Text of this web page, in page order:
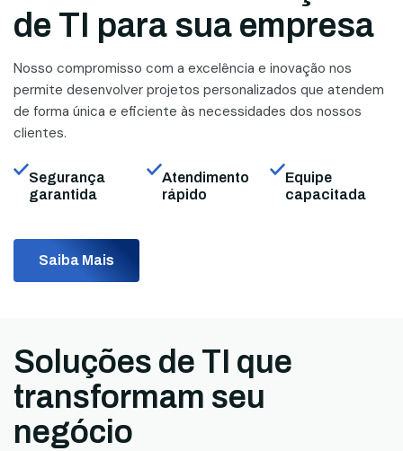
de TI para sua empresa
Nosso compromisso com a excelência e inovação nos
permite desenvolver projetos personalizados que atendem
de forma única e eficiente às necessidades dos nossos
clientes.
Segurança
garantida
Atendimento
rápido
Equipe
capacitada
Saiba Mais
Soluções de TI que
transformam seu
negócio